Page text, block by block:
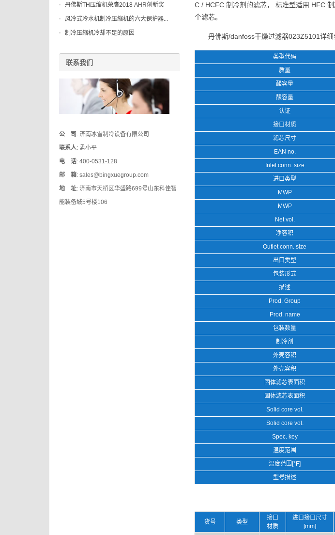
C / HCFC 制冷剂的滤芯， 标准型适用 HFC
个滤芯。
丹佛斯/danfoss干燥过滤器023Z5101详细
类型代码
质量
酸容量
酸容量
认证
接口材质
滤芯尺寸
EAN no.
Inlet conn. size
进口类型
MWP
MWP
Net vol.
净容积
Outlet conn. size
出口类型
包装形式
描述
Prod. Group
Prod. name
包装数量
制冷剂
外壳容积
外壳容积
固体滤芯表面积
固体滤芯表面积
Solid core vol.
Solid core vol.
Spec. key
温度范围
温度范围[°F]
型号描述
货号 类型
接口
材质
进口接口尺寸
[mm]
丹佛斯TH压缩机荣膺2018 AHR创新奖
风冷式冷水机制冷压缩机的六大保护器...
制冷压缩机冷却不足的原因
联系我们
公 司 : 济南冰雪制冷设备有限公司
联系人: 孟小平
电 话: 400-0531-128
邮 箱: sales@bingxuegroup.com
地 址: 济南市天桥区华盛路699号山东科佳智
能装备城5号楼106